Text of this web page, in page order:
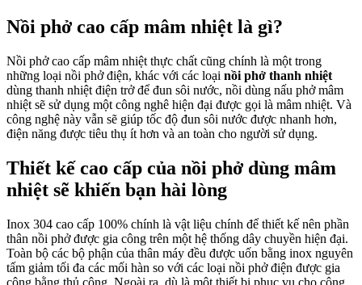
Nồi phở cao cấp mâm nhiệt là gì?
Nồi phở cao cấp mâm nhiệt thực chất cũng chính là một trong
những loại nồi phở điện, khác với các loại nồi phở thanh nhiệt
dùng thanh nhiệt điện trở để đun sôi nước, nồi dùng nấu phở mâm
nhiệt sẽ sử dụng một công nghê hiện đại được gọi là mâm nhiệt. Và
công nghệ này vẫn sẽ giúp tốc độ đun sôi nước được nhanh hơn,
điện năng được tiêu thụ ít hơn và an toàn cho người sử dụng.
Thiết kế cao cấp của nồi phở dùng mâm
nhiệt sẽ khiến bạn hài lòng
Inox 304 cao cấp 100% chính là vật liệu chính để thiết kế nên phần
thân nồi phở được gia công trên một hệ thống dây chuyền hiện đại.
Toàn bộ các bộ phận của thân máy đều được uốn bằng inox nguyên
tấm giảm tối đa các mối hàn so với các loại nồi phở điện được gia
công bằng thủ công. Ngoài ra, dù là một thiết bị phục vụ cho công